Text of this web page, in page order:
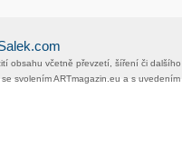
obsahu včetně převzetí, šíření či dalšího
svolením ​ARTmagazin.eu​ ​a s uvedením